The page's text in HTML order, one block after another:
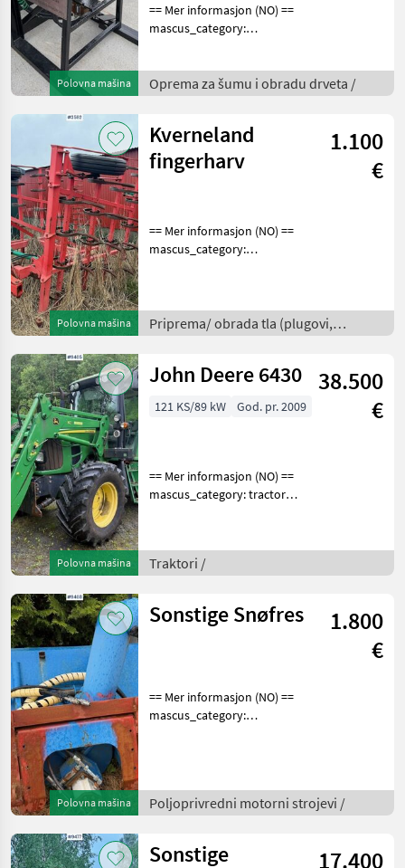
Polovna mašina
== Mer informasjon (NO) ==
mascus_category:
provide reference number
upon request: 9462 See
Oprema za šumu i obradu drveta /
Polovna mašina
Kverneland
fingerharv
1.100
€
== Mer informasjon (NO) ==
mascus_category:
en.landbrukssalg.no/3592
for more images Descr
Priprema/ obrada tla (plugovi,
kultivatori, tanjurače i dr.) /
Polovna mašina
John Deere 6430
38.500
€
121 KS/89 kW God. pr. 2009
== Mer informasjon (NO) ==
mascus_category: tractors
See
en.landbrukssalg.no/9465
Specification
Traktori /
Polovna mašina
Sonstige Snøfres
1.800
€
== Mer informasjon (NO) ==
mascus_category:
See
en.landbrukssalg.no/9468
Poljoprivredni motorni strojevi /
Sonstige
17.400